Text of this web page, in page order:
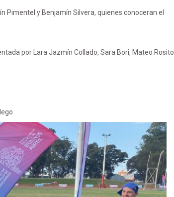
Pimentel y Benjamín Silvera, quienes conoceran el
por Lara Jazmín Collado, Sara Bori, Mateo Rosito.